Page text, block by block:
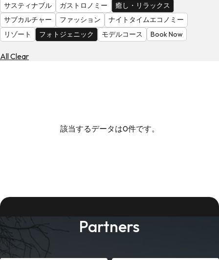
サスティナブル
ガストロノミー
癒し・リラックス
サブカルチャー
ファッション
ナイトタイムエコノミー
リゾート
フォトジェニック モデルコース Book Now
All Clear
該当するデータは0件です。
Partners